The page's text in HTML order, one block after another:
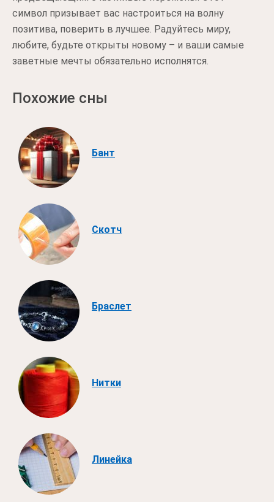
символ призывает вас настроиться на волну
позитива, поверить в лучшее. Радуйтесь миру,
любите, будьте открыты новому – и ваши самые
заветные мечты обязательно исполнятся.
Похожие сны
Бант
Скотч
Браслет
Нитки
Линейка